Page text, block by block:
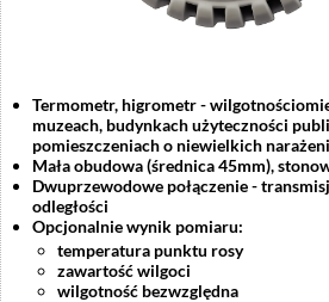
Termometr, higrometr -
muzeach, budynkach użyteczności
pomieszczeniach o niewielkich
Mała obudowa (średnica 45mm),
Dwuprzewodowe połączenie -
odległości
Opcjonalnie wynik pomiaru:
temperatura punktu rosy
zawartość wilgoci
wilgotność bezwzględna